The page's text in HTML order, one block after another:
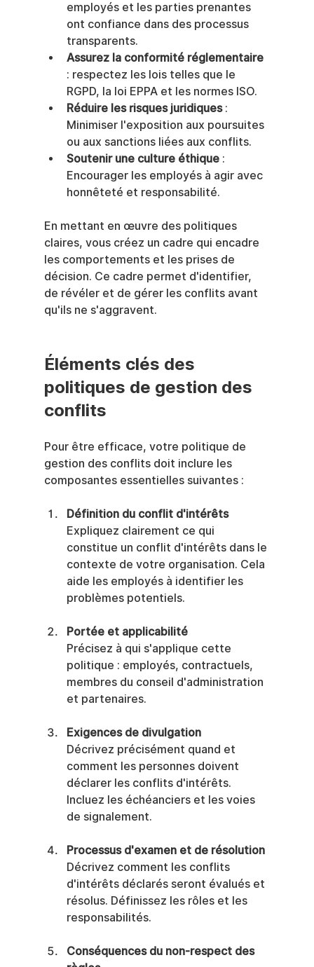
employés et les parties prenantes
ont confiance dans des processus
transparents.
Assurez la conformité réglementaire
: respectez les lois telles que le
RGPD, la loi EPPA et les normes ISO.
Réduire les risques juridiques :
Minimiser l'exposition aux poursuites
ou aux sanctions liées aux conflits.
Soutenir une culture éthique :
Encourager les employés à agir avec
honnêteté et responsabilité.
En mettant en œuvre des politiques
claires, vous créez un cadre qui encadre
les comportements et les prises de
décision. Ce cadre permet d'identifier,
de révéler et de gérer les conflits avant
qu'ils ne s'aggravent.
Éléments clés des
politiques de gestion des
conflits
Pour être efficace, votre politique de
gestion des conflits doit inclure les
composantes essentielles suivantes :
Définition du conflit d'intérêts
Expliquez clairement ce qui
constitue un conflit d'intérêts dans le
contexte de votre organisation. Cela
aide les employés à identifier les
problèmes potentiels.
Portée et applicabilité
Précisez à qui s'applique cette
politique : employés, contractuels,
membres du conseil d'administration
et partenaires.
Exigences de divulgation
Décrivez précisément quand et
comment les personnes doivent
déclarer les conflits d'intérêts.
Incluez les échéanciers et les voies
de signalement.
Processus d'examen et de résolution
Décrivez comment les conflits
d'intérêts déclarés seront évalués et
résolus. Définissez les rôles et les
responsabilités.
Conséquences du non-respect des